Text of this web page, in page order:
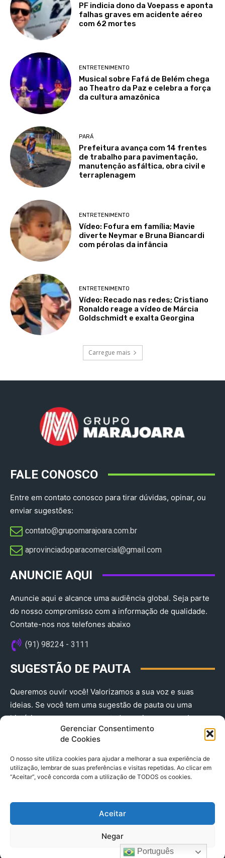
Gerenciar Consentimento
de Cookies
O nosso site utiliza cookies para ajudar a melhorar a sua experiência de
utilização, lembrar de suas preferências e visitas repetidas. Ao clicar em
“Aceitar”, você concorda com a utilização de TODOS os cookies.
Aceitar
Negar
PF indicia dono da Voepass e aponta
falhas graves em acidente aéreo
com 62 mortes
ENTRETENIMENTO
Musical sobre Fafá de Belém chega
ao Theatro da Paz e celebra a força
da cultura amazônica
PARÁ
Prefeitura avança com 14 frentes
de trabalho para pavimentação,
manutenção asfáltica, obra civil e
terraplenagem
ENTRETENIMENTO
Vídeo: Fofura em família; Mavie
diverte Neymar e Bruna Biancardi
com pérolas da infância
ENTRETENIMENTO
Vídeo: Recado nas redes; Cristiano
Ronaldo reage a vídeo de Márcia
Goldschmidt e exalta Georgina
Carregue mais
FALE CONOSCO
Entre em contato conosco para tirar dúvidas, opinar, ou
enviar sugestões:
contato@grupomarajoara.com.br
aprovinciadoparacomercial@gmail.com​
ANUNCIE AQUI
Anuncie aqui e alcance uma audiência global. Seja parte
do nosso compromisso com a informação de qualidade.
Contate-nos nos telefones abaixo
(91) 98224 - 3111
SUGESTÃO DE PAUTA
Queremos ouvir você! Valorizamos a sua voz e suas
ideias. Se você tem uma sugestão de pauta ou uma
história que merece ser contada, envie-nos agora!
(91) 98224 - 3111
© 2025 A Província do Pará CNPJ: 04.901.141/0001-36 End .
Trav. Quintino Bocaiuva 2301, Ed. Rogério Fernandez – Sala
2701- Cremação – CEP 66045.315
Português